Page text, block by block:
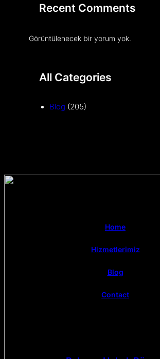
Recent Comments
Görüntülenecek bir yorum yok.
All Categories
Blog (205)
Home
Hizmetlerimiz
Blog
Contact